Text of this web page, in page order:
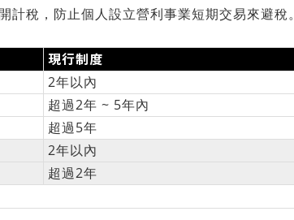
稅，防止個人設立營利事業短期交易來避稅。
現行制度
2年以內
超過2年 ~ 5年內
超過5年
2年以內
超過2年